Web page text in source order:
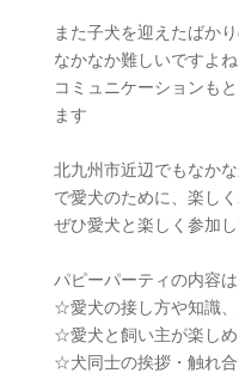
また子犬を迎えたばか
なかなか難しいですよ
コミュニケーションも
ます
北九州市近辺でもなか
で愛犬のために、楽し
ぜひ愛犬と楽しく参加
パピーパーティの内容は
☆愛犬の接し方や知識
☆愛犬と飼い主が楽し
☆犬同士の挨拶・触れ